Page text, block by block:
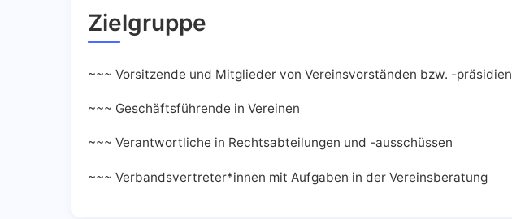
Zielgruppe
~~~ Vorsitzende und Mitglieder von Vereinsvorständen bzw. -präsidien
~~~ Geschäftsführende in Vereinen
~~~ Verantwortliche in Rechtsabteilungen und -ausschüssen
~~~ Verbandsvertreter*innen mit Aufgaben in der Vereinsberatung